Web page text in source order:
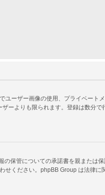
ーザー画像の使用、プライベート
ーよりも限られます。登録は数分
保管についての承諾書を親または
ください。phpBB Group は法律に